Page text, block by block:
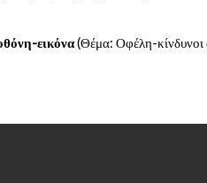
εικόνα(Θέμα: Οφέλη-κίνδυνοι